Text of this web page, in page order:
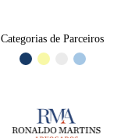
Categorias de Parceiros